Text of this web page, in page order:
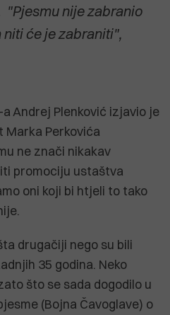
nije zabranio
će je zabraniti",
Andrej Plenković izjavio je
Marka Perkovića
ne znači nikakav
promociju ustaštva
oni koji bi htjeli to tako
drugačiji nego su bili
35 godina. Neko
što se sada dogodilo u
(Bojna Čavoglave) o